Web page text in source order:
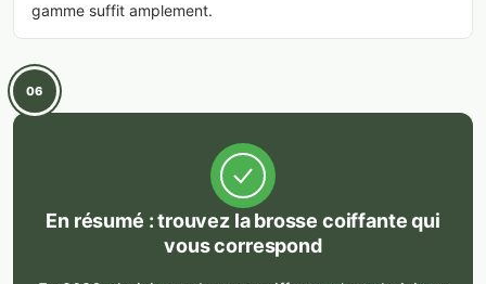
gamme suffit amplement.
06
En résumé : trouvez la brosse coiffante qui
vous correspond